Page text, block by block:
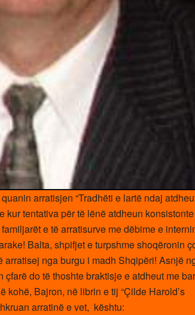
arratisjen “Tradhëti e lartë ndaj
tentativa për të lënë atdheun
e të arratisurve me dëbime e
Balta, shpifjet e turpshme shoqëronin
nga burgu i madh Shqipëri! Asnjë
do të thoshte braktisje e atdheut me
Bajron, në librin e tij “Çilde Harold’s
arratinë e vet, kështu: